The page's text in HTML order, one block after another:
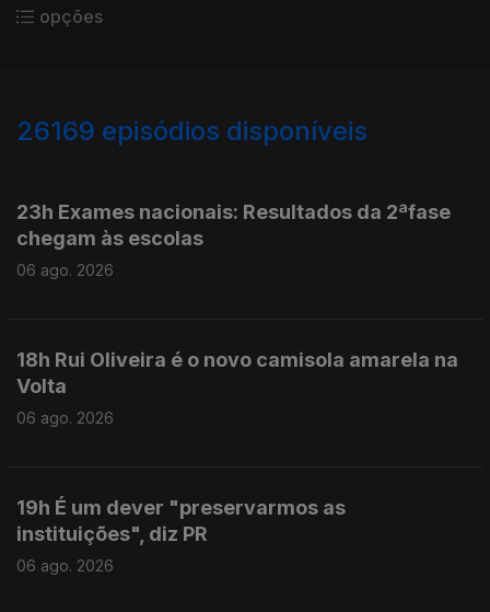
opções
26169 episódios disponíveis
23h Exames nacionais: Resultados da 2ªfase
chegam às escolas
06 ago. 2026
18h Rui Oliveira é o novo camisola amarela na
Volta
06 ago. 2026
19h É um dever "preservarmos as
instituições", diz PR
06 ago. 2026